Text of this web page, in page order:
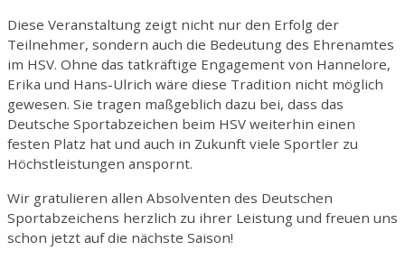
Diese Veranstaltung zeigt nicht nur den Erfolg der
Teilnehmer, sondern auch die Bedeutung des Ehrenamtes
im HSV. Ohne das tatkräftige Engagement von Hannelore,
Erika und Hans-Ulrich wäre diese Tradition nicht möglich
gewesen. Sie tragen maßgeblich dazu bei, dass das
Deutsche Sportabzeichen beim HSV weiterhin einen
festen Platz hat und auch in Zukunft viele Sportler zu
Höchstleistungen anspornt.
Wir gratulieren allen Absolventen des Deutschen
Sportabzeichens herzlich zu ihrer Leistung und freuen uns
schon jetzt auf die nächste Saison!